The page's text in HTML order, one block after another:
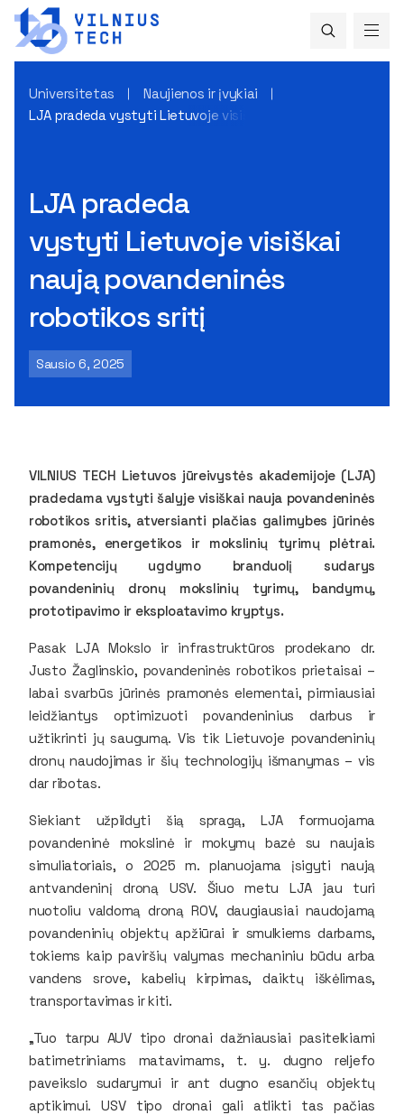
Universitetas
Naujienos ir įvykiai
LJA pradeda vystyti Lietuvoje visiškai naują povandeninės
LJA pradeda
vystyti Lietuvoje visiškai
naują povandeninės
robotikos sritį
Sausio 6, 2025
VILNIUS TECH Lietuvos jūreivystės akademijoje (LJA)
pradedama vystyti šalyje visiškai nauja povandeninės
robotikos sritis, atversianti plačias galimybes jūrinės
pramonės, energetikos ir mokslinių tyrimų plėtrai.
Kompetencijų ugdymo branduolį sudarys
povandeninių dronų mokslinių tyrimų, bandymų,
prototipavimo ir eksploatavimo kryptys.
Pasak LJA Mokslo ir infrastruktūros prodekano dr.
Justo Žaglinskio, povandeninės robotikos prietaisai –
labai svarbūs jūrinės pramonės elementai, pirmiausiai
leidžiantys optimizuoti povandeninius darbus ir
užtikrinti jų saugumą. Vis tik Lietuvoje povandeninių
dronų naudojimas ir šių technologijų išmanymas – vis
dar ribotas.
Siekiant užpildyti šią spragą, LJA formuojama
povandeninė mokslinė ir mokymų bazė su naujais
simuliatoriais, o 2025 m. planuojama įsigyti naują
antvandeninį droną USV. Šiuo metu LJA jau turi
nuotoliu valdomą droną ROV, daugiausiai naudojamą
povandeninių objektų apžiūrai ir smulkiems darbams,
tokiems kaip paviršių valymas mechaniniu būdu arba
vandens srove, kabelių kirpimas, daiktų iškėlimas,
transportavimas ir kiti.
„Tuo tarpu AUV tipo dronai dažniausiai pasitelkiami
batimetriniams matavimams, t. y. dugno reljefo
paveikslo sudarymui ir ant dugno esančių objektų
aptikimui. USV tipo dronai gali atlikti tas pačias